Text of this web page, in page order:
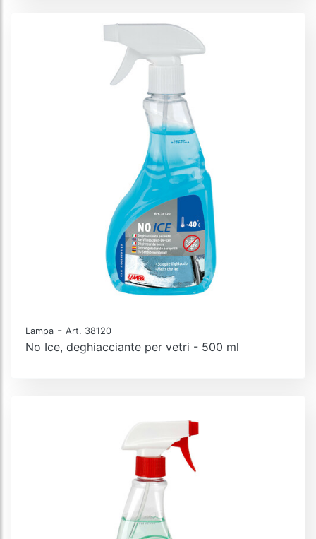
Lampa - Art. 38120
No Ice, deghiacciante per vetri - 500 ml